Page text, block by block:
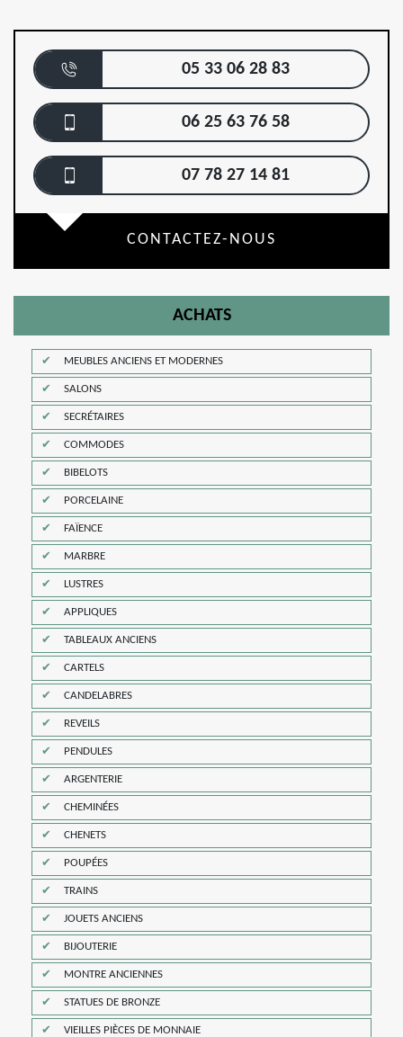
05 33 06 28 83
06 25 63 76 58
07 78 27 14 81
CONTACTEZ-NOUS
ACHATS
MEUBLES ANCIENS ET MODERNES
SALONS
SECRÉTAIRES
COMMODES
BIBELOTS
PORCELAINE
FAÏENCE
MARBRE
LUSTRES
APPLIQUES
TABLEAUX ANCIENS
CARTELS
CANDELABRES
REVEILS
PENDULES
ARGENTERIE
CHEMINÉES
CHENETS
POUPÉES
TRAINS
JOUETS ANCIENS
BIJOUTERIE
MONTRE ANCIENNES
STATUES DE BRONZE
VIEILLES PIÈCES DE MONNAIE